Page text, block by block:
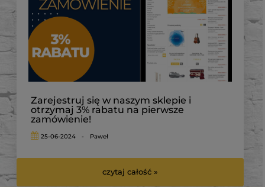
Zarejestruj się w naszym sklepie i
otrzymaj 3% rabatu na pierwsze
zamówienie!
25-06-2024 - Paweł
czytaj całość »